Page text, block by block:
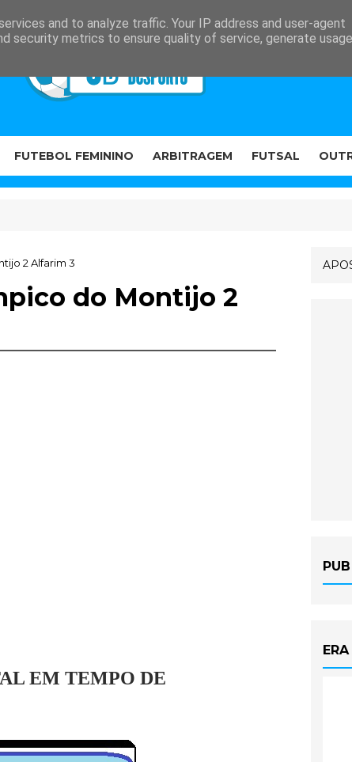
FUTEBOL FEMININO ARBITRAGEM FUTSAL
2 Alfarim 3
do Montijo 2
EM TEMPO DE
PUB
and to analyze traffic. Your IP address and user-agent
security metrics to ensure quality of service, generate usage